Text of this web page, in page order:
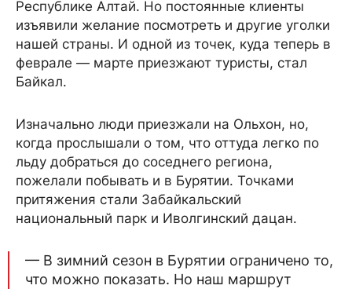
Республике Алтай. Но постоянные клиенты
изъявили желание посмотреть и другие уголки
нашей страны. И одной из точек, куда теперь в
феврале — марте приезжают туристы, стал
Байкал.
Изначально люди приезжали на Ольхон, но,
когда прослышали о том, что оттуда легко по
льду добраться до соседнего региона,
пожелали побывать и в Бурятии. Точками
притяжения стали Забайкальский
национальный парк и Иволгинский дацан.
— В зимний сезон в Бурятии ограничено то,
что можно показать. Но наш маршрут